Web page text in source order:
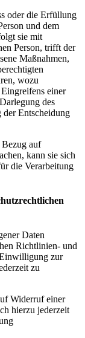
oder die Erfüllung
und dem
sie mit
Person, trifft der
Maßnahmen,
wozu
einer
des
der Entscheidung
auf
kann sie sich
die Verarbeitung
Daten
Richtlinien- und
zur
zu
Widerruf einer
hierzu jederzeit